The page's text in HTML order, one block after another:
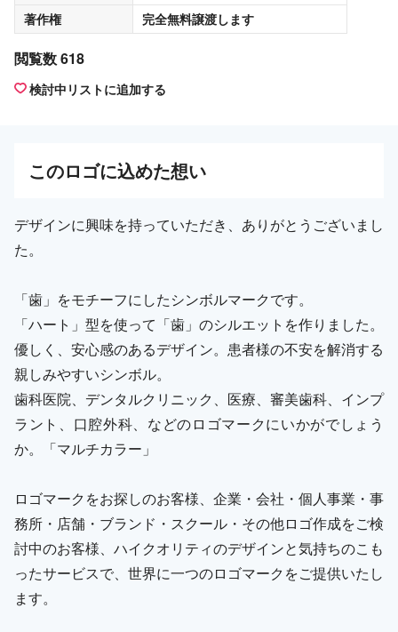
著作権
完全無料譲渡します
閲覧数 618
検討中リストに追加する
このロゴに込めた想い
デザインに興味を持っていただき、ありがとうございまし
た。
「歯」をモチーフにしたシンボルマークです。
「ハート」型を使って「歯」のシルエットを作りました。
優しく、安心感のあるデザイン。患者様の不安を解消する
親しみやすいシンボル。
歯科医院、デンタルクリニック、医療、審美歯科、インプ
ラント、口腔外科、などのロゴマークにいかがでしょう
か。「マルチカラー」
ロゴマークをお探しのお客様、企業・会社・個人事業・事
務所・店舗・ブランド・スクール・その他ロゴ作成をご検
討中のお客様、ハイクオリティのデザインと気持ちのこも
ったサービスで、世界に一つのロゴマークをご提供いたし
ます。